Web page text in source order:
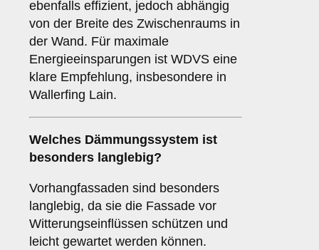
ebenfalls effizient, jedoch abhängig
von der Breite des Zwischenraums in
der Wand. Für maximale
Energieeinsparungen ist WDVS eine
klare Empfehlung, insbesondere in
Wallerfing Lain.
Welches Dämmungssystem ist
besonders langlebig?
Vorhangfassaden sind besonders
langlebig, da sie die Fassade vor
Witterungseinflüssen schützen und
leicht gewartet werden können.